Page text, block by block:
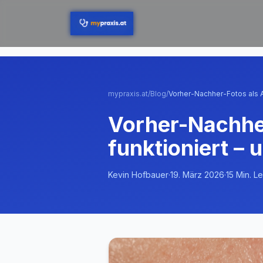
Zum Hauptinhalt springen
mypraxis.at/Blog/
Vorher-
funktioniert –
Kevin Hofbauer·19. März 2026·15 Min.